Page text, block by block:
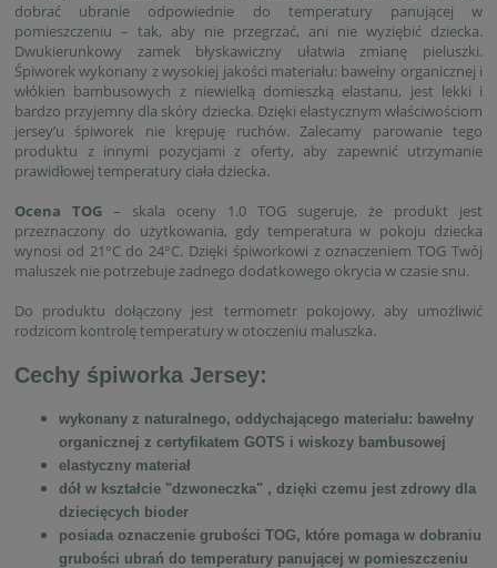
dobrać ubranie odpowiednie do temperatury panującej w
pomieszczeniu – tak, aby nie przegrzać, ani nie wyziębić dziecka.
Dwukierunkowy zamek błyskawiczny ułatwia zmianę pieluszki.
Śpiworek wykonany z wysokiej jakości materiału: bawełny organicznej i
włókien bambusowych z niewielką domieszką elastanu, jest lekki i
bardzo przyjemny dla skóry dziecka. Dzięki elastycznym właściwościom
jersey’u śpiworek nie krępuję ruchów. Zalecamy parowanie tego
produktu z innymi pozycjami z oferty, aby zapewnić utrzymanie
prawidłowej temperatury ciała dziecka.
Ocena TOG – skala oceny 1.0 TOG sugeruje, że produkt jest
przeznaczony do użytkowania, gdy temperatura w pokoju dziecka
wynosi od 21°C do 24°C. Dzięki śpiworkowi z oznaczeniem TOG Twój
maluszek nie potrzebuje żadnego dodatkowego okrycia w czasie snu.
Do produktu dołączony jest termometr pokojowy, aby umożliwić
rodzicom kontrolę temperatury w otoczeniu maluszka.
Cechy śpiworka Jersey:
wykonany z naturalnego, oddychającego materiału: bawełny
organicznej z certyfikatem GOTS i wiskozy bambusowej
elastyczny materiał
dół w kształcie "dzwoneczka" , dzięki czemu jest zdrowy dla
dziecięcych bioder
posiada oznaczenie grubości TOG, które pomaga w dobraniu
grubości ubrań do temperatury panującej w pomieszczeniu